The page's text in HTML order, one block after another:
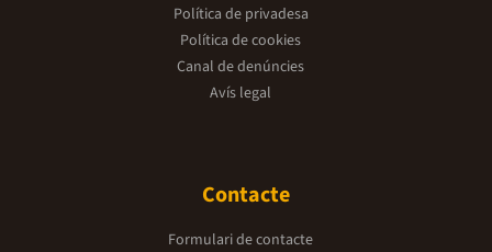
Política de privadesa
Política de cookies
Canal de denúncies
Avís legal
Contacte
Formulari de contacte